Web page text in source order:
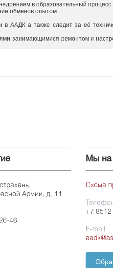
в образовательный процесс
обменов опытом
в ААДК а также следит за её
занимающимися ремонтом и
Армии, д. 11
46
Мы на
Схема
+7 8512
E-mail: